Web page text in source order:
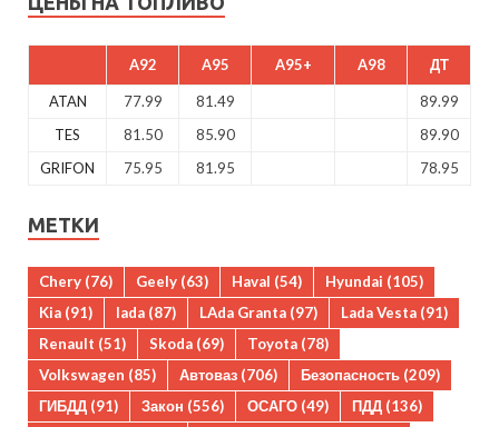
A92 A95 A95+ A98 ДТ
ATAN 77.99 81.49
89.99
TES
81.50 85.90
89.90
GRIFON
75.95 81.95 78.95
МЕТКИ
Chery (76) Geely (63) Haval (54) Hyundai (105)
Kia (91) lada (87) LAda Granta (97) Lada Vesta (91)
Renault (51) Skoda (69) Toyota (78)
Volkswagen (85) Автоваз (706) Безопасность (209)
ГИБДД (91) Закон (556) ОСАГО (49) ПДД (136)